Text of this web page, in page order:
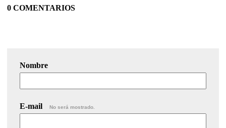
0 COMENTARIOS
Nombre
E-mail No será mostrado.